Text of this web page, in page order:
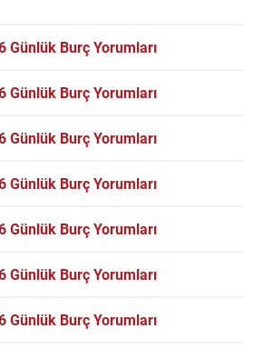
Günlük Burç Yorumları
Günlük Burç Yorumları
Günlük Burç Yorumları
Günlük Burç Yorumları
Günlük Burç Yorumları
Günlük Burç Yorumları
Günlük Burç Yorumları